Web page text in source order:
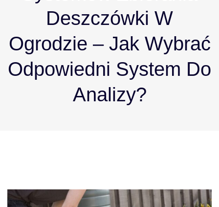
Deszczówki W
Ogrodzie – Jak Wybrać
Odpowiedni System Do
Analizy?